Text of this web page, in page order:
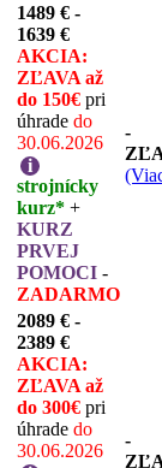
1489 € -
1639 €
AKCIA:
ZĽAVA až
do 150€ pri
úhrade do
30.06.2026
i
strojnícky
kurz* +
KURZ
PRVEJ
POMOCI -
ZADARMO
-
2089 € -
2389 €
AKCIA:
ZĽAVA až
do 300€ pri
úhrade do
30.06.2026
-